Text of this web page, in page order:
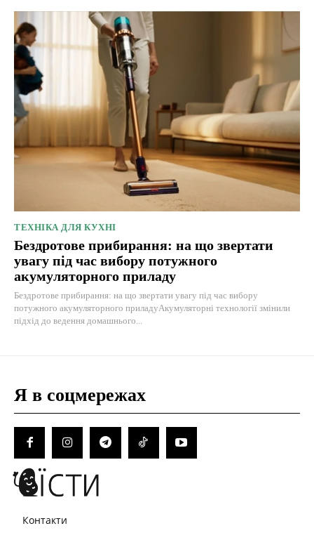
ТЕХНІКА ДЛЯ КУХНІ
Бездротове прибирання: на що звертати
увагу під час вибору потужного
акумуляторного приладу
Бездротове прибирання: на що звертати увагу під час вибору
потужного акумуляторного приладуАкумуляторні технології змінили
підхід до ведення домашнього...
Я в соцмережах
Контакти